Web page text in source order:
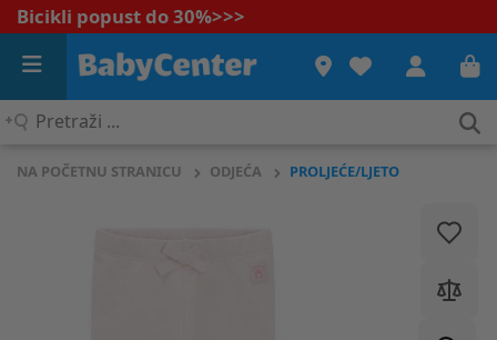
Bicikli popust do 30%>>>
Pretraži
NA POČETNU STRANICU ODJEĆA PROLJEĆE/LJETO